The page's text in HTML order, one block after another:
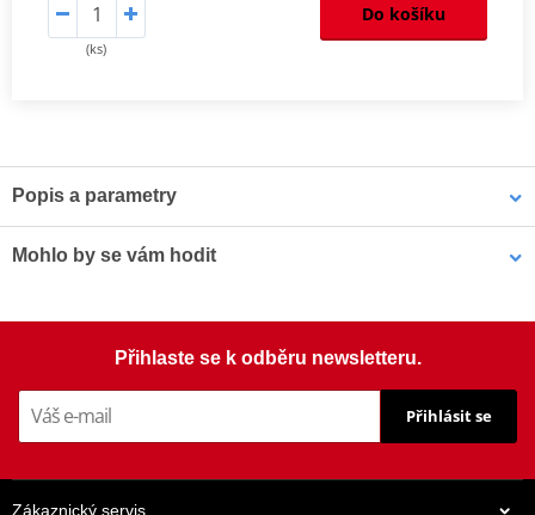
(ks)
Do košíku
Popis a parametry
Mohlo by se vám hodit
Přihlaste se k odběru newsletteru.
Přihlásit se
Zákaznický servis